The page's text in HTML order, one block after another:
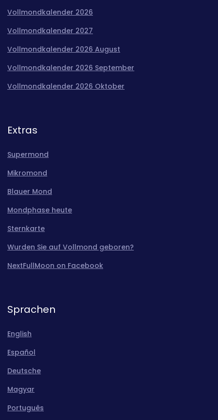
Vollmondkalender 2026
Vollmondkalender 2027
Vollmondkalender 2026 August
Vollmondkalender 2026 September
Vollmondkalender 2026 Oktober
Extras
Supermond
Mikromond
Blauer Mond
Mondphase heute
Sternkarte
Wurden Sie auf Vollmond geboren?
NextFullMoon on Facebook
Sprachen
English
Español
Deutsche
Magyar
Português